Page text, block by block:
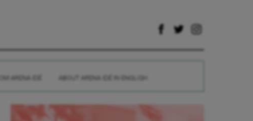
OM ARENA IDÉ ABOUT ARENA IDÉ IN ENGLISH